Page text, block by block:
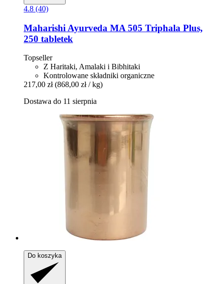
4.8 (40)
Maharishi Ayurveda MA 505 Triphala Plus,
250 tabletek
Topseller
Z Haritaki, Amalaki i Bibhitaki
Kontrolowane składniki organiczne
217,00 zł (868,00 zł / kg)
Dostawa do 11 sierpnia
Do koszyka